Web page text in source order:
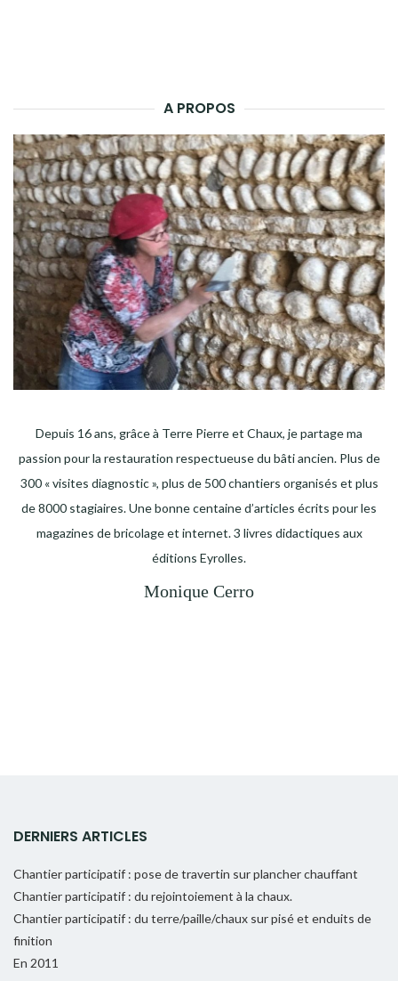
A PROPOS
Depuis 16 ans, grâce à Terre Pierre et Chaux, je partage ma
passion pour la restauration respectueuse du bâti ancien. Plus de
300 « visites diagnostic », plus de 500 chantiers organisés et plus
de 8000 stagiaires. Une bonne centaine d’articles écrits pour les
magazines de bricolage et internet. 3 livres didactiques aux
éditions Eyrolles.
Monique Cerro
DERNIERS ARTICLES
Chantier participatif : pose de travertin sur plancher chauffant
Chantier participatif : du rejointoiement à la chaux.
Chantier participatif : du terre/paille/chaux sur pisé et enduits de
finition
En 2011